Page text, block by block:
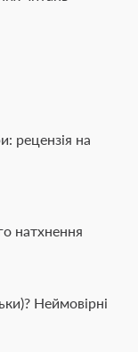
рецензія на
натхнення
Неймовірні